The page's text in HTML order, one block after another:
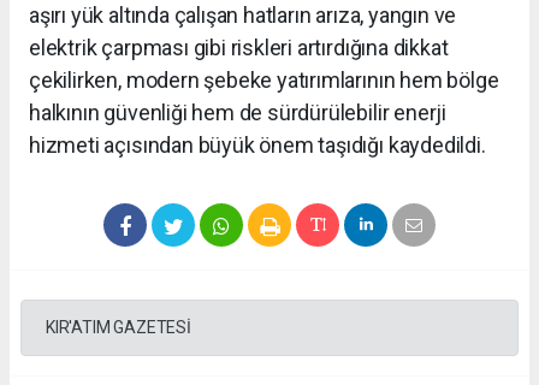
aşırı yük altında çalışan hatların arıza, yangın ve
elektrik çarpması gibi riskleri artırdığına dikkat
çekilirken, modern şebeke yatırımlarının hem bölge
halkının güvenliği hem de sürdürülebilir enerji
hizmeti açısından büyük önem taşıdığı kaydedildi.
KIR'ATIM GAZETESİ